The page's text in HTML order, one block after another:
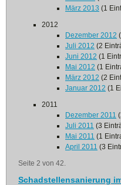
März 2013 (1
2012
Dezember 2012
Juli 2012 (2
Juni 2012 (1
Mai 2012 (1
März 2012 (2
Januar 2012 (1
2011
Dezember 2011
Juli 2011 (3
Mai 2011 (1
April 2011 (3
Seite 2 von 42.
Schadstellensanierung